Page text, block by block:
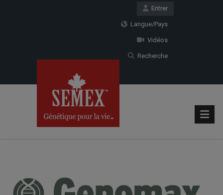
Entrer
Langue/Pays
Vidéos
Recherche